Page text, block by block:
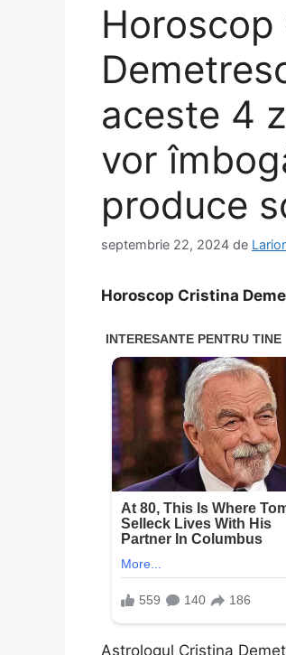
aceste 4
vor
produce
septembrie 22, 2024 de
Horoscop Cristina
Astrologul Cristina